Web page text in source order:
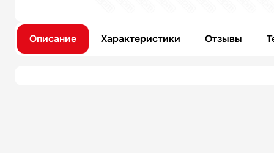
Описание Характеристики Отзывы